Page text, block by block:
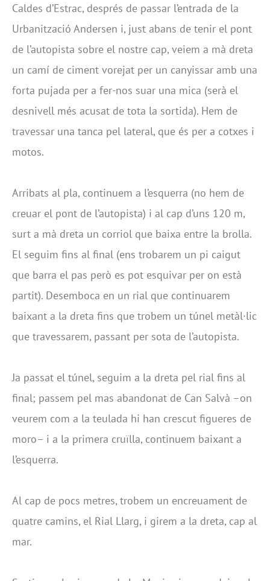
Caldes d’Estrac, després de passar l’entrada de la
Urbanització Andersen i, just abans de tenir el pont
de l’autopista sobre el nostre cap, veiem a mà dreta
un camí de ciment vorejat per un canyissar amb una
forta pujada per a fer-nos suar una mica (serà el
desnivell més acusat de tota la sortida). Hem de
travessar una tanca pel lateral, que és per a cotxes i
motos.
Arribats al pla, continuem a l’esquerra (no hem de
creuar el pont de l’autopista) i al cap d’uns 120 m,
surt a mà dreta un corriol que baixa entre la brolla.
El seguim fins al final (ens trobarem un pi caigut
que barra el pas però es pot esquivar per on està
partit). Desemboca en un rial que continuarem
baixant a la dreta fins que trobem un túnel metàl·lic
que travessarem, passant per sota de l’autopista.
Ja passat el túnel, seguim a la dreta pel rial fins al
final; passem pel mas abandonat de Can Salvà –on
veurem com a la teulada hi han crescut figueres de
moro– i a la primera cruïlla, continuem baixant a
l’esquerra.
Al cap de pocs metres, trobem un encreuament de
quatre camins, el Rial Llarg, i girem a la dreta, cap al
mar.